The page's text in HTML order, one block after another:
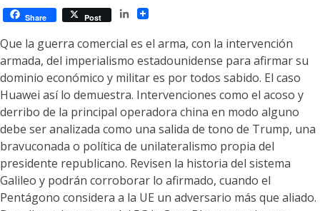
Share Post
LinkedIn
Que la guerra comercial es el arma, con la intervención
armada, del imperialismo estadounidense para afirmar su
dominio económico y militar es por todos sabido. El caso
Huawei así lo demuestra. Intervenciones como el acoso y
derribo de la principal operadora china en modo alguno
debe ser analizada como una salida de tono de Trump, una
bravuconada o política de unilateralismo propia del
presidente republicano. Revisen la historia del sistema
Galileo y podrán corroborar lo afirmado, cuando el
Pentágono considera a la UE un adversario más que aliado.